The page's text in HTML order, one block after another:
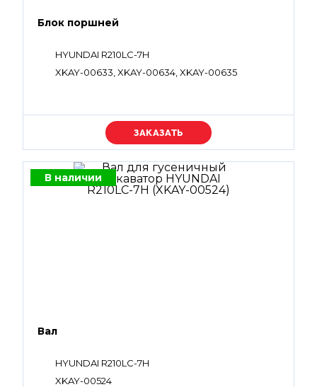
Блок поршней
HYUNDAI R210LC-7H
XKAY-00633, XKAY-00634, XKAY-00635
Уточняйте цену
В наличии
Вал
HYUNDAI R210LC-7H
XKAY-00524